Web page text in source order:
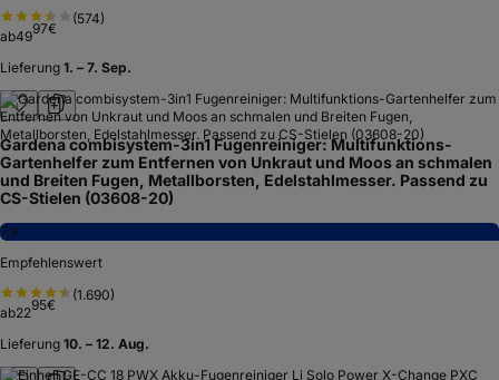
(574)
ab4997€
Lieferung 1. – 7. Sep.
Gardena combisystem-3in1 Fugenreiniger: Multifunktions-
Gartenhelfer zum Entfernen von Unkraut und Moos an schmalen
und Breiten Fugen, Metallborsten, Edelstahlmesser. Passend zu
CS-Stielen (03608-20)
7,9
Empfehlenswert
(1.690)
ab2295€
Lieferung 10. – 12. Aug.